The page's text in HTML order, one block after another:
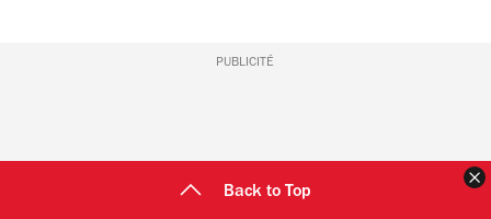
PUBLICITÉ
Back to Top